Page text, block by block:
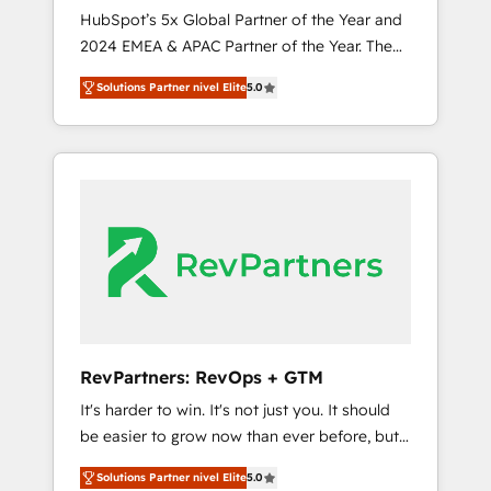
🇩🇪🇦🇺🇳🇿
HubSpot’s 5x Global Partner of the Year and
2024 EMEA & APAC Partner of the Year. The
world’s most experienced and fully
accredited HubSpot Solutions Partner. 🚀
With 2,750+ HubSpot projects delivered and
370+ specialists across EMEA, APAC and NAM,
From multi-region migrations to AI-powered
automation, we turn complexity into clarity,
human at global scale. 🏆 HubSpot’s CEO
Solutions Partner nivel Elite5.0
RevPartners: RevOps + GTM
It's harder to win. It's not just you. It should
be easier to grow now than ever before, but
it's not. So our focus is serving you, the
Solutions Partner nivel Elite5.0